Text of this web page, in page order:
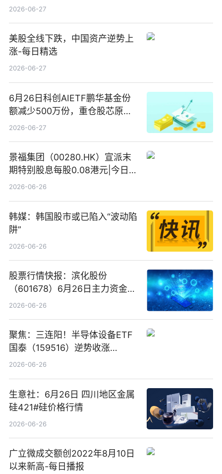
2026-06-27
美股全线下跌，中国资产逆势上
涨-每日精选
2026-06-27
6月26日科创AIETF鹏华基金份
额减少500万份，重仓股芯原股
份、寒武纪、澜起科技 观速讯
2026-06-27
景福集团（00280.HK）宣派末
期特别股息每股0.08港元|今日快
看
2026-06-26
韩媒：韩国股市或已陷入“波动陷
阱”
2026-06-26
股票行情快报：滨化股份
（601678）6月26日主力资金净
卖出5964.34万元
2026-06-26
聚焦：三连阳！半导体设备ETF
国泰（159516）逆势收涨
3.5%，近10日累计净流入超65
2026-06-26
生意社：6月26日 四川地区金属
硅421#硅价格行情
2026-06-26
广立微成交额创2022年8月10日
以来新高-每日播报